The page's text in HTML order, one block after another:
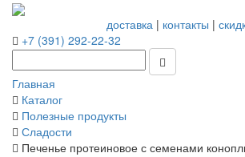
доставка| контакты |
+7 (391) 292-22-32
Главная
Каталог
Полезные продукты
Сладости
Печенье протеиновое с семенами